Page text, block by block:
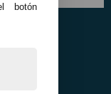
botón